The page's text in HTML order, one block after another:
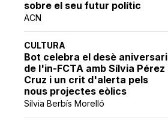
sobre el seu futur polític
ACN
CULTURA
Bot celebra el desè aniversari
de l'in-FCTA amb Sílvia Pérez
Cruz i un crit d'alerta pels
nous projectes eòlics
Sílvia Berbís Morelló